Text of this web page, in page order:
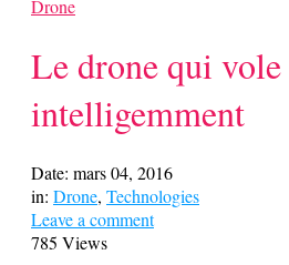
Drone
Le drone qui vole
intelligemment
Date: mars 04, 2016
in: Drone, Technologies
Leave a comment
785 Views